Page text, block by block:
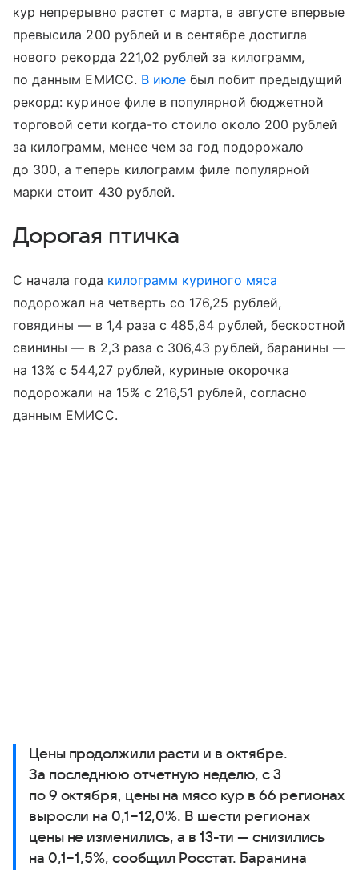
кур непрерывно растет с марта, в августе впервые
превысила 200 рублей и в сентябре достигла
нового рекорда 221,02 рублей за килограмм,
по данным ЕМИСС. В июле был побит предыдущий
рекорд: куриное филе в популярной бюджетной
торговой сети когда-то стоило около 200 рублей
за килограмм, менее чем за год подорожало
до 300, а теперь килограмм филе популярной
марки стоит 430 рублей.
Дорогая птичка
С начала года килограмм куриного мяса
подорожал на четверть со 176,25 рублей,
говядины — в 1,4 раза с 485,84 рублей, бескостной
свинины — в 2,3 раза с 306,43 рублей, баранины —
на 13% с 544,27 рублей, куриные окорочка
подорожали на 15% с 216,51 рублей, согласно
данным ЕМИСС.
Цены продолжили расти и в октябре.
За последнюю отчетную неделю, с 3
по 9 октября, цены на мясо кур в 66 регионах
выросли на 0,1−12,0%. В шести регионах
цены не изменились, а в 13-ти — снизились
на 0,1−1,5%, сообщил Росстат. Баранина